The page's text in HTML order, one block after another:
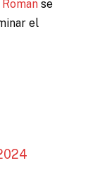
Roman se
el